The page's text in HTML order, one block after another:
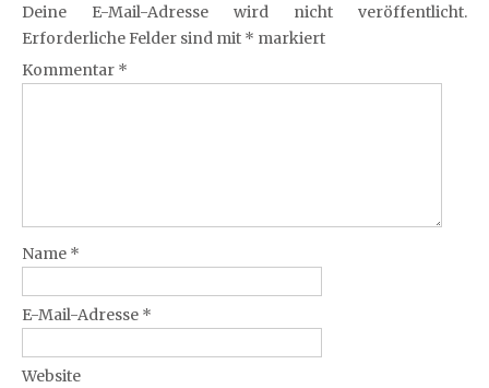
Deine E-Mail-Adresse wird nicht veröffentlicht.
Erforderliche Felder sind mit * markiert
Kommentar *
Name *
E-Mail-Adresse *
Website